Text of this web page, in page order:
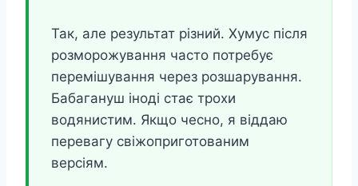
Так, але результат різний. Хумус після
розморожування часто потребує
перемішування через розшарування.
Бабагануш іноді стає трохи
водянистим. Якщо чесно, я віддаю
перевагу свіжоприготованим
версіям.